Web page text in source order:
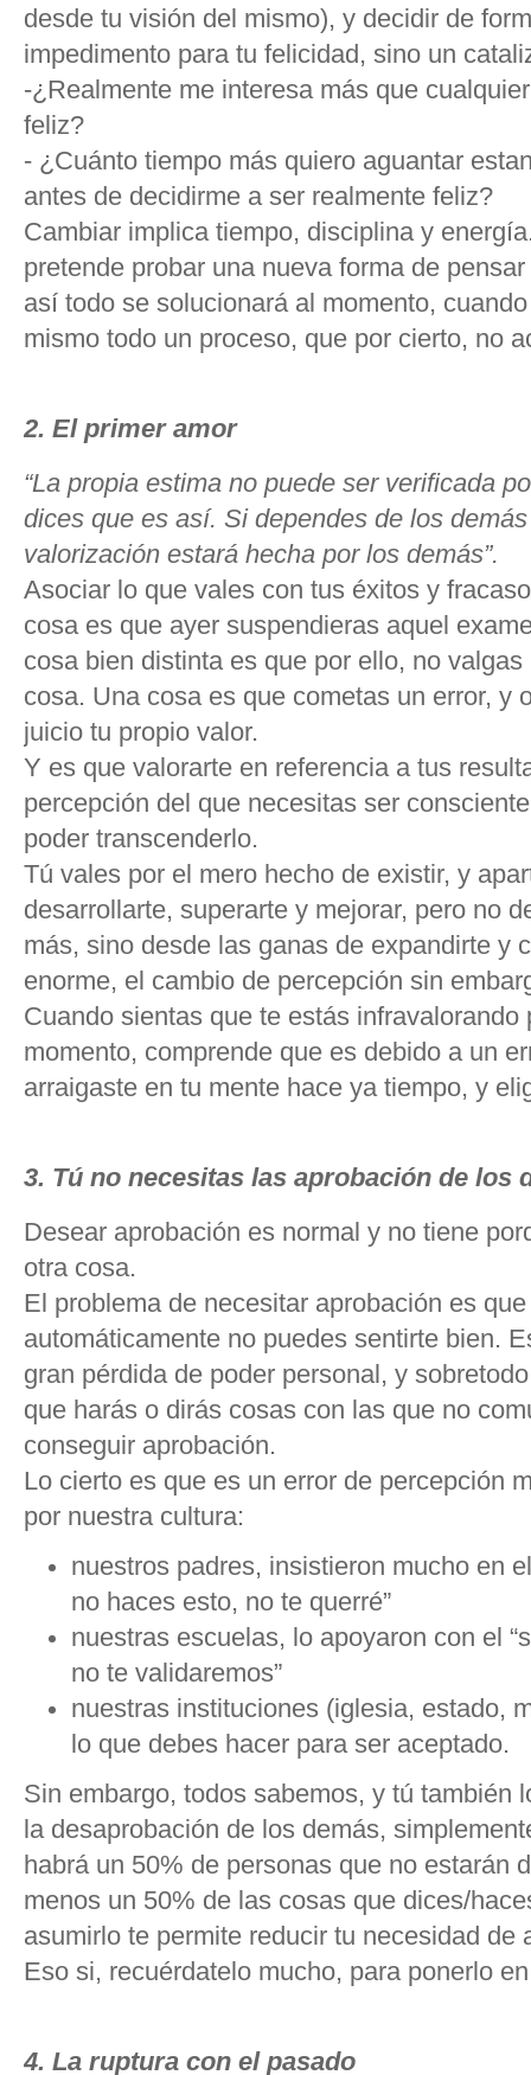
desde tu visión del mismo), y decidir de
impedimento para tu felicidad, sino un
-¿Realmente me interesa más que
feliz?
- ¿Cuánto tiempo más quiero aguantar
antes de decidirme a ser realmente feliz?
Cambiar implica tiempo, disciplina y
pretende probar una nueva forma de
así todo se solucionará al momento,
mismo todo un proceso, que por cierto, no
2. El primer amor
“La propia estima no puede ser verificada
dices que es así. Si dependes de los
valorización estará hecha por los demás”.
Asociar lo que vales con tus éxitos y
cosa es que ayer suspendieras aquel
cosa bien distinta es que por ello, no
cosa. Una cosa es que cometas un error, y
juicio tu propio valor.
Y es que valorarte en referencia a tus
percepción del que necesitas ser
poder transcenderlo.
Tú vales por el mero hecho de existir, y
desarrollarte, superarte y mejorar, pero no
más, sino desde las ganas de expandirte y
enorme, el cambio de percepción sin
Cuando sientas que te estás
momento, comprende que es debido a un
arraigaste en tu mente hace ya tiempo, y
3. Tú no necesitas las aprobación de los
Desear aprobación es normal y no tiene
otra cosa.
El problema de necesitar aprobación es
automáticamente no puedes sentirte bien.
gran pérdida de poder personal, y
que harás o dirás cosas con las que no
conseguir aprobación.
Lo cierto es que es un error de percepción
por nuestra cultura:
nuestros padres, insistieron mucho en
no haces esto, no te querré”
nuestras escuelas, lo apoyaron con el
no te validaremos”
nuestras instituciones (iglesia, estado,
lo que debes hacer para ser aceptado.
Sin embargo, todos sabemos, y tú también
la desaprobación de los demás,
habrá un 50% de personas que no estarán
menos un 50% de las cosas que dices/
asumirlo te permite reducir tu necesidad de
Eso si, recuérdatelo mucho, para ponerlo
4. La ruptura con el pasado